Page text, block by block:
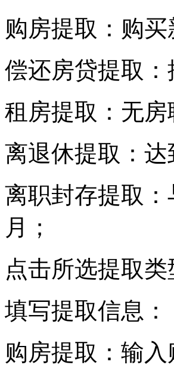
购房提取：购
偿还房贷提取
租房提取：无
离退休提取：
离职封存提取
月；
点击所选提取
填写提取信息：
购房提取：输